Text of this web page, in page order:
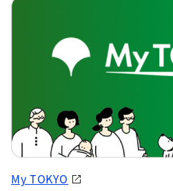
My TOKYO